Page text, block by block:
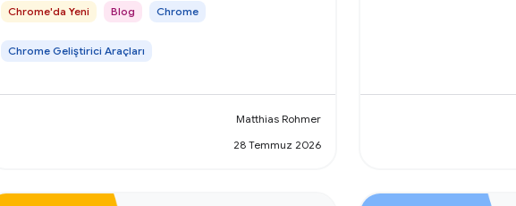
Chrome'da Yeni Blog Chrome
Chrome Geliştirici Araçları
Matthias Rohmer
28 Temmuz 2026